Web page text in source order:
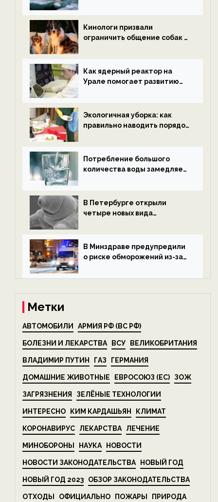
ECOportal
Кинологи призвали
ограничить общение собак с
ECOportal
Как ядерный реактор на
Урале помогает развитию
ECOportal
Экологичная уборка: как
правильно наводить порядок
Потребление большого
количества воды замедляет
В Петербурге открыли
четыре новых вида
экологии на ECOportal
В Минздраве предупредили
о риске обморожений из-за
на ECOportal
Метки
АВТОМОБИЛИ АРМИЯ РФ (ВС РФ)
БОЛЕЗНИ И ЛЕКАРСТВА ВСУ ВЕЛИКОБРИТАНИЯ
ВЛАДИМИР ПУТИН ГАЗ ГЕРМАНИЯ
ДОМАШНИЕ ЖИВОТНЫЕ ЕВРОСОЮЗ (ЕС) ЗОЖ
ЗАГРЯЗНЕНИЯ ЗЕЛЁНЫЕ ТЕХНОЛОГИИ
ИНТЕРЕСНО КИМ КАРДАШЬЯН КЛИМАТ
КОРОНАВИРУС ЛЕКАРСТВА ЛЕЧЕНИЕ
МИНОБОРОНЫ НАУКА НОВОСТИ
НОВОСТИ ЗАКОНОДАТЕЛЬСТВА НОВЫЙ ГОД
НОВЫЙ ГОД 2023 ОБЗОР ЗАКОНОДАТЕЛЬСТВА
ОТХОДЫ ОФИЦИАЛЬНО ПОЖАРЫ ПРИРОДА